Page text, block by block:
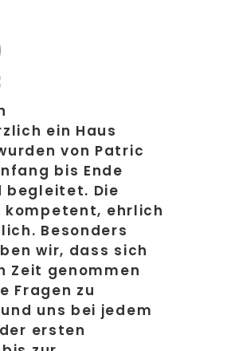
ein Haus
von Patric
bis Ende
begleitet. Die
kompetent, ehrlich
Besonders
wir, dass sich
Zeit genommen
Fragen zu
uns bei jedem
ersten